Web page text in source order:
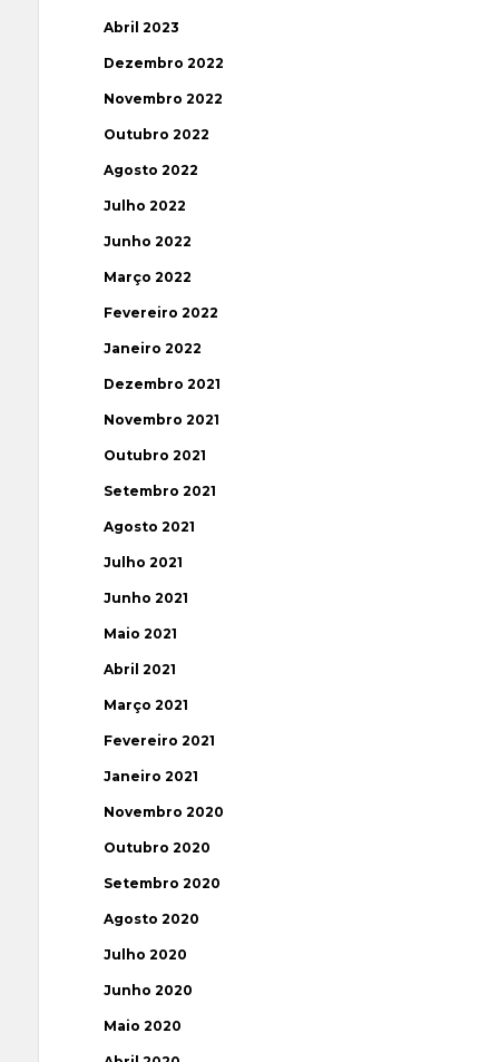
Abril 2023
Dezembro 2022
Novembro 2022
Outubro 2022
Agosto 2022
Julho 2022
Junho 2022
Março 2022
Fevereiro 2022
Janeiro 2022
Dezembro 2021
Novembro 2021
Outubro 2021
Setembro 2021
Agosto 2021
Julho 2021
Junho 2021
Maio 2021
Abril 2021
Março 2021
Fevereiro 2021
Janeiro 2021
Novembro 2020
Outubro 2020
Setembro 2020
Agosto 2020
Julho 2020
Junho 2020
Maio 2020